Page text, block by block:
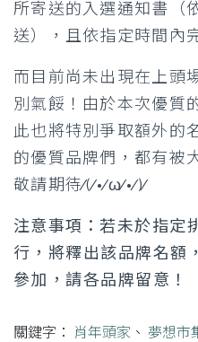
所寄送的入選通知書（
送），且依指定時間內
而目前尚未出現在上頭
別氣餒！由於本次優質
此也將特別爭取額外的
的優質品牌們，都有被
敬請期待⁄(⁄•⁄ω⁄•⁄)⁄
注意事項： 若未於指定
行，將釋出該品牌名額
參加，請各品牌留意！
關鍵字： 肖年頭家 、 夢想市